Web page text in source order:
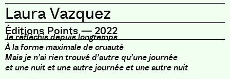
Laura Vazquez
Éditions Points — 2022
Je réfléchis depuis longtemps
À la forme maximale de cruauté
Mais je n’ai rien trouvé d’autre qu’une journée
et une nuit et une autre journée et une autre nuit